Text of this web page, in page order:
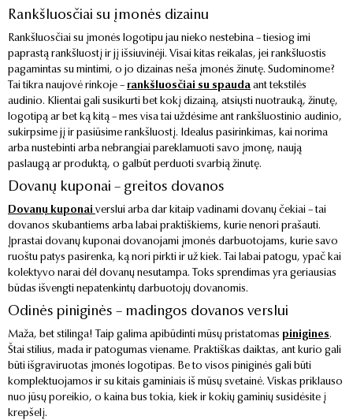
Rankšluosčiai su įmonės dizainu
Rankšluosčiai su įmonės logotipu jau nieko nestebina – tiesiog imi
paprastą rankšluostį ir jį išsiuvinėji. Visai kitas reikalas, jei rankšluostis
pagamintas su mintimi, o jo dizainas neša įmonės žinutę. Sudominome?
Tai tikra naujovė rinkoje – rankšluosčiai su spauda ant tekstilės
audinio. Klientai gali susikurti bet kokį dizainą, atsiųsti nuotrauką, žinutę,
logotipą ar bet ką kitą – mes visa tai uždėsime ant rankšluostinio audinio,
sukirpsime jį ir pasiūsime rankšluostį. Idealus pasirinkimas, kai norima
arba nustebinti arba nebrangiai pareklamuoti savo įmonę, naują
paslaugą ar produktą, o galbūt perduoti svarbią žinutę.
Dovanų kuponai – greitos dovanos
Dovanų kuponai verslui arba dar kitaip vadinami dovanų čekiai – tai
dovanos skubantiems arba labai praktiškiems, kurie nenori prašauti.
Įprastai dovanų kuponai dovanojami įmonės darbuotojams, kurie savo
ruoštu patys pasirenka, ką nori pirkti ir už kiek. Tai labai patogu, ypač kai
kolektyvo narai dėl dovanų nesutampa. Toks sprendimas yra geriausias
būdas išvengti nepatenkintų darbuotojų dovanomis.
Odinės piniginės – madingos dovanos verslui
Maža, bet stilinga! Taip galima apibūdinti mūsų pristatomas pinigines.
Štai stilius, mada ir patogumas viename. Praktiškas daiktas, ant kurio gali
būti išgraviruotas įmonės logotipas. Be to visos piniginės gali būti
komplektuojamos ir su kitais gaminiais iš mūsų svetainė. Viskas priklauso
nuo jūsų poreikio, o kaina bus tokia, kiek ir kokių gaminių susidėsite į
krepšelį.